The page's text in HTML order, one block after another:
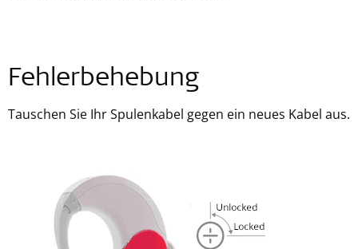
Fehlerbehebung
Tauschen Sie Ihr Spulenkabel gegen ein neues Kabel aus.